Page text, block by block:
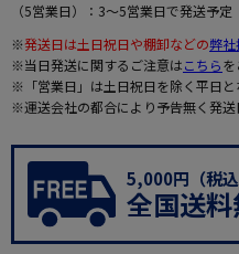
（5営業日）：3～5営業日で発送予定
※発送日は土日祝日や棚卸などの弊社
※当日発送に関するご注意はこちらを
※「営業日」は土日祝日を除く平日と
※運送会社の都合により予告無く発送
5,000円（税
全国送